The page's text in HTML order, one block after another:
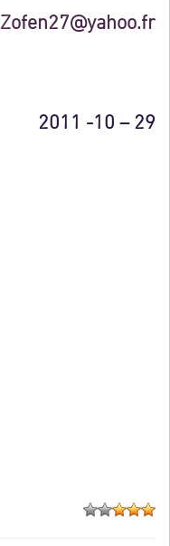
Zofen27@yahoo.fr
29 – 10- 2011